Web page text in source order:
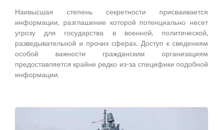
Наивысшая степень секретности присваивается
информации, разглашение которой потенциально несет
угрозу для государства в военной, политической,
разведывательной и прочих сферах. Доступ к сведениям
особой важности гражданским организациям
предоставляется крайне редко из-за специфики подобной
информации.